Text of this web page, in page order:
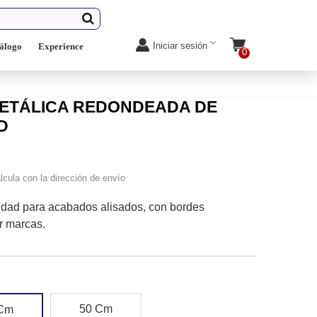
Experience Iniciar sesión
0
REDONDEADA DE
con la dirección de envío
para acabados alisados, con bordes
marcas.
50 Cm